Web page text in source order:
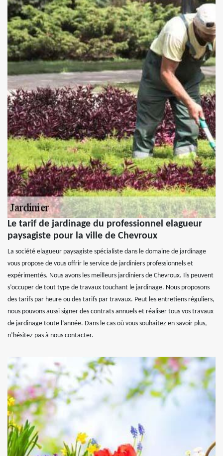
Le tarif de jardinage du professionnel elagueur
paysagiste pour la ville de Chevroux
La société elagueur paysagiste spécialiste dans le domaine de jardinage
vous propose de vous offrir le service de jardiniers professionnels et
expérimentés. Nous avons les meilleurs jardiniers de Chevroux. Ils peuvent
s’occuper de tout type de travaux touchant le jardinage. Nous proposons
des tarifs par heure ou des tarifs par travaux. Peut les entretiens réguliers,
nous pouvons aussi signer des contrats annuels et réaliser tous vos travaux
de jardinage toute l’année. Dans le cas où vous souhaitez en savoir plus,
n’hésitez pas à nous contacter.